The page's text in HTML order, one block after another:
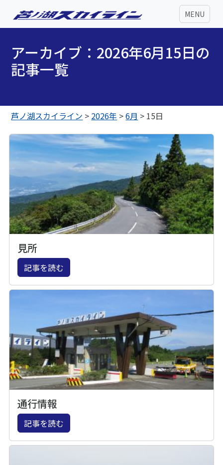
MENU
アーカイブ：2026年6月15日の
記事一覧
芦ノ湖スカイライン > 2026年 >6月 > 15日
見所
記事を読む
通行情報
記事を読む